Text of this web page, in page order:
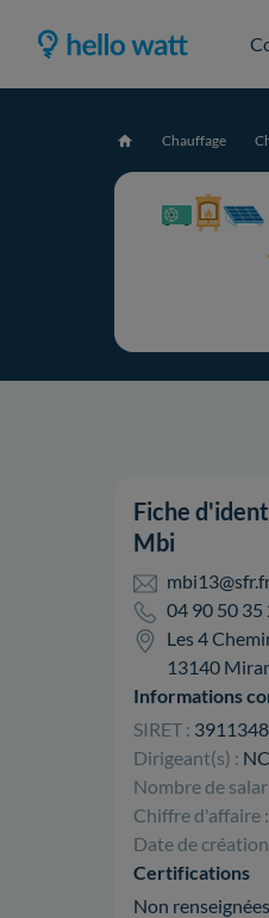
Accueil Chauffage
Fiche
Mbi
04 90 50 35
Les 4
13140
Informations
SIRET :
Dirigeant(s) : NC
Nombre de
Chiffre d'affaire :
Date de
Certifications
Non renseignées